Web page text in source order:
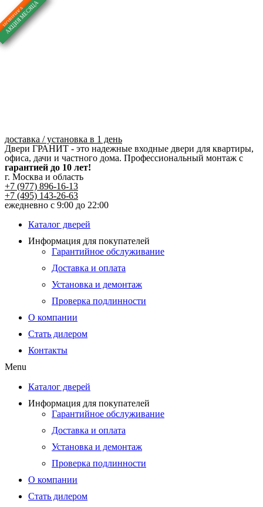
Перейти
к
содержимому
доставка / установка в 1 день
Двери ГРАНИТ - это надежные входные двери для квартиры,
офиса, дачи и частного дома. Профессиональный монтаж с
гарантией до 10 лет!
г. Москва и область
+7 (977) 896-16-13
+7 (495) 143-26-63
ежедневно с 9:00 до 22:00
Каталог дверей
Информация для покупателей
Гарантийное обслуживание
Доставка и оплата
Установка и демонтаж
Проверка подлинности
О компании
Стать дилером
Контакты
Menu
Каталог дверей
Информация для покупателей
Гарантийное обслуживание
Доставка и оплата
Установка и демонтаж
Проверка подлинности
О компании
Стать дилером